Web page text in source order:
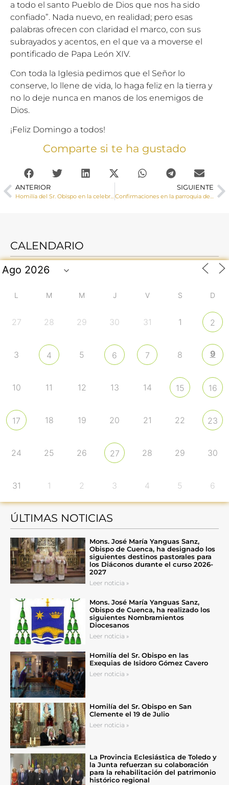
a todo el santo Pueblo de Dios que nos ha sido
confiado”. Nada nuevo, en realidad; pero esas
palabras ofrecen con claridad el marco, con sus
subrayados y acentos, en el que va a moverse el
pontificado de Papa León XIV.
Con toda la Iglesia pedimos que el Señor lo
conserve, lo llene de vida, lo haga feliz en la tierra y
no lo deje nunca en manos de los enemigos de
Dios.
¡Feliz Domingo a todos!
Comparte si te ha gustado
ANTERIOR
Homilía del Sr. Obispo en la celebración de San Juan de Ávila
SIGUIENTE
Confirmaciones en la parroquia de Honrubia
CALENDARIO
L M M J V S D
27 28 29 30 31 1 2
3 4 5 6 7 8 9
10 11 12 13 14 15 16
17 18 19 20 21 22 23
24 25 26 27 28 29 30
31 1 2 3 4 5 6
ÚLTIMAS NOTICIAS
Mons. José María Yanguas Sanz,
Obispo de Cuenca, ha designado los
siguientes destinos pastorales para
los Diáconos durante el curso 2026-
2027
Leer noticia »
Mons. José María Yanguas Sanz,
Obispo de Cuenca, ha realizado los
siguientes Nombramientos
Diocesanos
Leer noticia »
Homilía del Sr. Obispo en las
Exequias de Isidoro Gómez Cavero
Leer noticia »
Homilía del Sr. Obispo en San
Clemente el 19 de Julio
Leer noticia »
La Provincia Eclesiástica de Toledo y
la Junta refuerzan su colaboración
para la rehabilitación del patrimonio
histórico regional